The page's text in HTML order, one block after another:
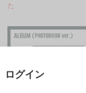
ログイン
た